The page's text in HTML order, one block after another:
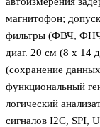
магнитофон;
фильтры (ФВЧ,
диаг. 20 см (8 х 14
(сохранение
функциональный
логический
сигналов I2C, SPI,